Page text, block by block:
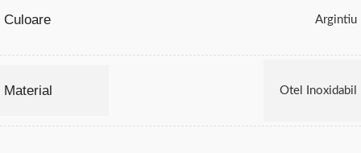
Culoare Argintiu
Material Otel Inoxidabil